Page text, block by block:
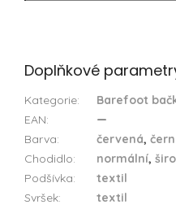
Doplňkové
Kategorie:
Barefoot
EAN:
—
Barva: červená,
Chodidlo: normální,
Podšívka:
textil
Svršek:
textil